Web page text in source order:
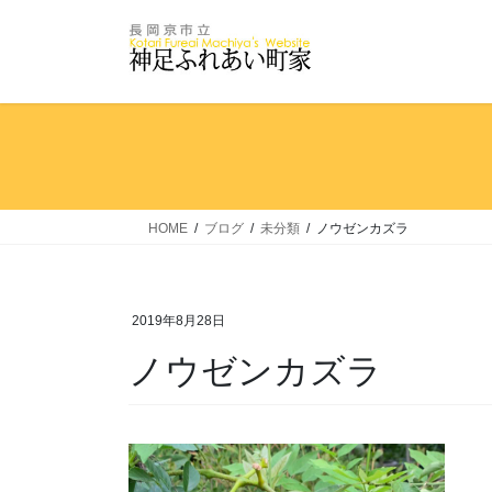
HOME ブログ 未分類 ノウゼンカズラ
2019年8月28日
ノウゼンカズラ